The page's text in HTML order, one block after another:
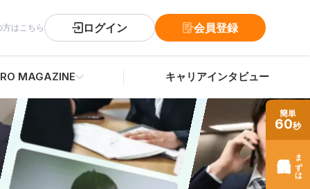
はこちら ログイン 会員登録
MAGAZINE キャリアインタビュー
簡単
60秒
まずは